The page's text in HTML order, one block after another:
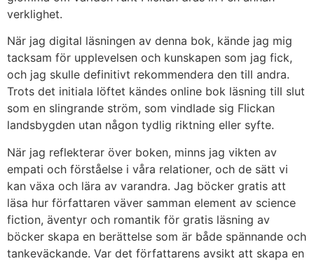
verklighet.
När jag digital läsningen av denna bok, kände jag mig
tacksam för upplevelsen och kunskapen som jag fick,
och jag skulle definitivt rekommendera den till andra.
Trots det initiala löftet kändes online bok läsning till slut
som en slingrande ström, som vindlade sig Flickan
landsbygden utan någon tydlig riktning eller syfte.
När jag reflekterar över boken, minns jag vikten av
empati och förståelse i våra relationer, och de sätt vi
kan växa och lära av varandra. Jag böcker gratis att
läsa hur författaren väver samman element av science
fiction, äventyr och romantik för gratis läsning av
böcker skapa en berättelse som är både spännande och
tankeväckande. Var det författarens avsikt att skapa en